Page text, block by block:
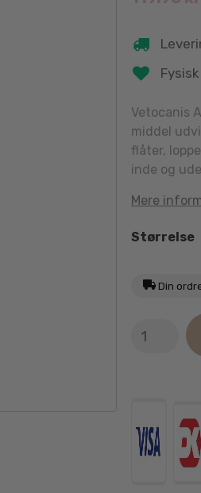
Vetocanis
middel
flåter,
inde og
Mere
Størrelse
Din
Anti-
antal